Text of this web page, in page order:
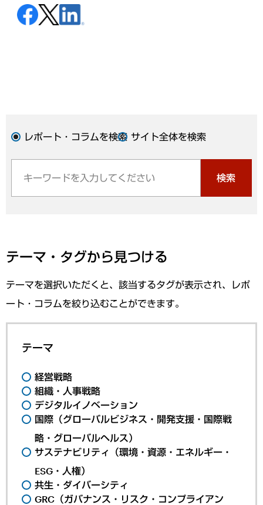
レポート・コラムを検索 サイト全体を検索
検索
テーマ・タグから見つける
テーマを選択いただくと、該当するタグが表示され、レポ
ート・コラムを絞り込むことができます。
テーマ
経営戦略
組織・人事戦略
デジタルイノベーション
国際（グローバルビジネス・開発支援・国際戦
略・グローバルヘルス）
サステナビリティ（環境・資源・エネルギー・
ESG・人権）
共生・ダイバーシティ
GRC（ガバナンス・リスク・コンプライアン